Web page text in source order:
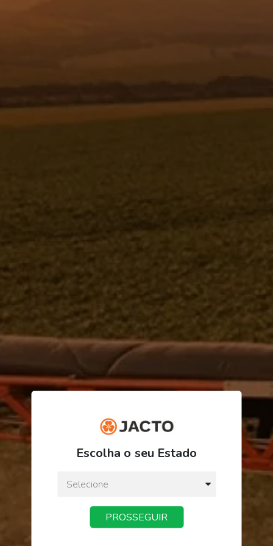
PARAF.CAB.CIL.SEXT.INT.M14X2X
R$ 50,92
ou3xdeR$ 16,97
Preço a vista:
Escolha o seu Estado
PROSSEGUIR